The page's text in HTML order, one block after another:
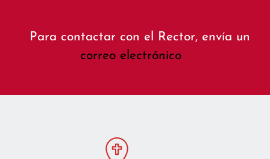
Para contactar con el Rector, envía un
correo electrónico